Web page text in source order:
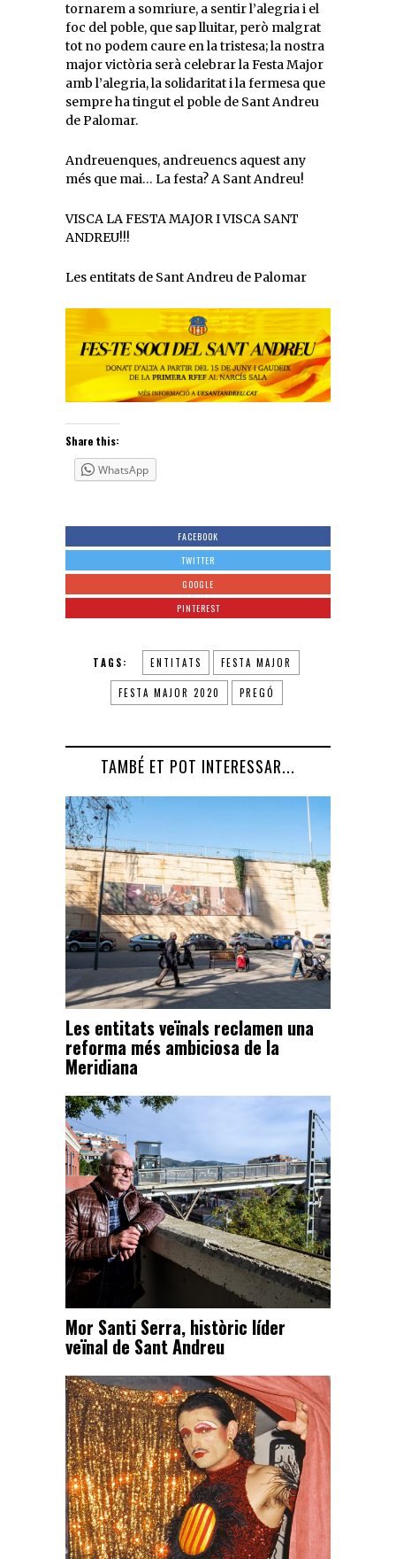
tornarem a somriure, a sentir l’alegria i el
foc del poble, que sap lluitar, però malgrat
tot no podem caure en la tristesa; la nostra
major victòria serà celebrar la Festa Major
amb l’alegria, la solidaritat i la fermesa que
sempre ha tingut el poble de Sant Andreu
de Palomar.
Andreuenques, andreuencs aquest any
més que mai… La festa? A Sant Andreu!
VISCA LA FESTA MAJOR I VISCA SANT
ANDREU!!!
Les entitats de Sant Andreu de Palomar
Share this:
WhatsApp
FACEBOOK
TWITTER
GOOGLE
PINTEREST
TAGS: ENTITATS FESTA MAJOR
FESTA MAJOR 2020 PREGÓ
TAMBÉ ET POT INTERESSAR...
Les entitats veïnals reclamen una
reforma més ambiciosa de la
Meridiana
Mor Santi Serra, històric líder
veïnal de Sant Andreu